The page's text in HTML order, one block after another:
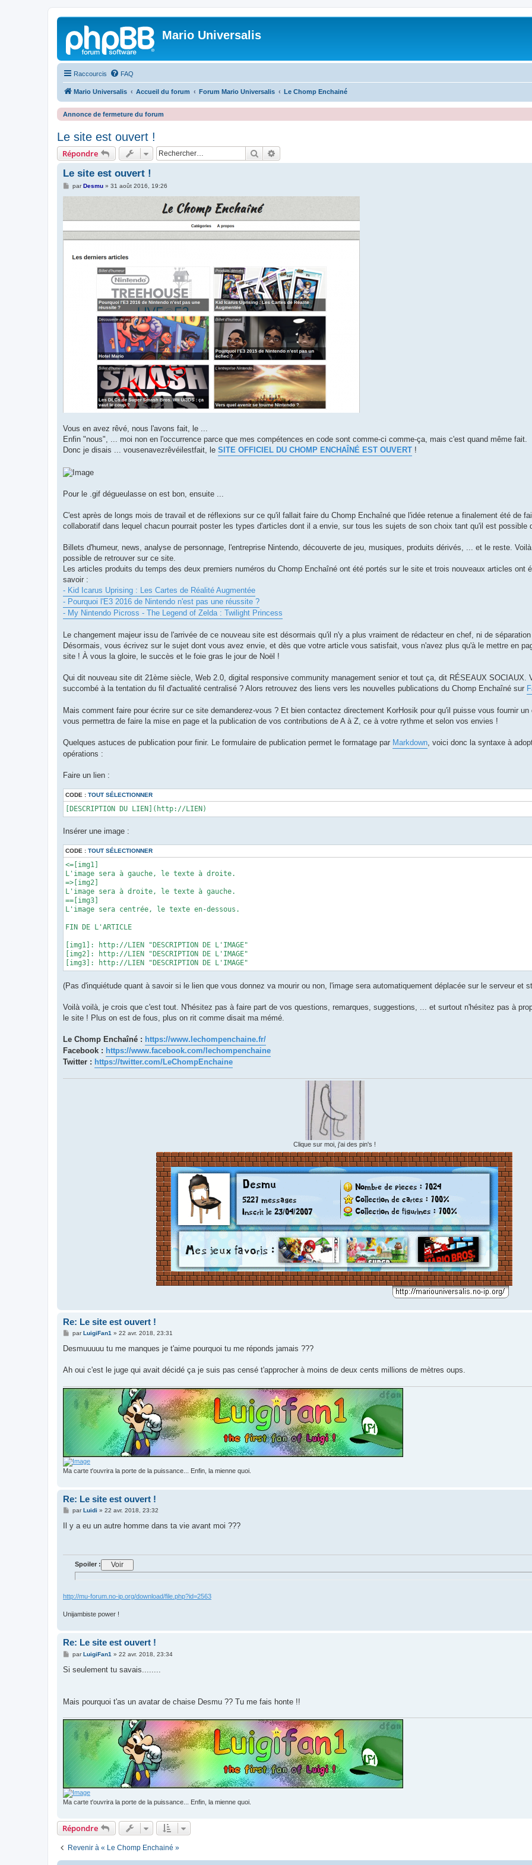
Mario Universalis
Raccourcis FAQ
Mario Universalis Accueil du forum Forum Mario Universalis Le Chomp Enchainé
Annonce de fermeture du forum
Le site est ouvert !
Répondre Rechercher
Le site est ouvert !
M
g
parDesmu» 31 août 2016, 19:26
Vous en avez rêvé, nous l'avons fait, le ...
Enfin "nous", ... moi non en l'occurrence parce que mes compétences en code sont comme-ci comme-ça, mais c'est quand même fait.
Donc je disais ... vousenavezrêvéilestfait, le SITE OFFICIEL DU CHOMP ENCHAÎNÉ EST OUVERT !
Pour le .gif dégueulasse on est bon, ensuite ...
C'est après de longs mois de travail et de réflexions sur ce qu'il fallait faire du Chomp Enchaîné que l'idée retenue a finalement été de
collaboratif dans lequel chacun pourrait poster les types d'articles dont il a envie, sur tous les sujets de son choix tant qu'il est possible
Billets d'humeur, news, analyse de personnage, l'entreprise Nintendo, découverte de jeu, musiques, produits dérivés, ... et le reste.
possible de retrouver sur ce site.
Les articles produits du temps des deux premiers numéros du Chomp Enchaîné ont été portés sur le site et trois nouveaux articles ont
savoir :
- Kid Icarus Uprising : Les Cartes de Réalité Augmentée
- Pourquoi l'E3 2016 de Nintendo n'est pas une réussite ?
- My Nintendo Picross - The Legend of Zelda : Twilight Princess
Le changement majeur issu de l'arrivée de ce nouveau site est désormais qu'il n'y a plus vraiment de rédacteur en chef, ni de séparation
Désormais, vous écrivez sur le sujet dont vous avez envie, et dès que votre article vous satisfait, vous n'avez plus qu'à le mettre en
site ! À vous la gloire, le succès et le foie gras le jour de Noël !
Qui dit nouveau site dit 21ème siècle, Web 2.0, digital responsive community management senior et tout ça, dit RÉSEAUX SOCIAUX.
succombé à la tentation du fil d'actualité centralisé ? Alors retrouvez des liens vers les nouvelles publications du Chomp Enchaîné sur
Mais comment faire pour écrire sur ce site demanderez-vous ? Et bien contactez directement KorHosik pour qu'il puisse vous fournir un
vous permettra de faire la mise en page et la publication de vos contributions de A à Z, ce à votre rythme et selon vos envies !
Quelques astuces de publication pour finir. Le formulaire de publication permet le formatage par Markdown , voici donc la syntaxe à
opérations :
Faire un lien :
CODE : TOUT SÉLECTIONNER
[DESCRIPTION DU LIEN](http://LIEN)
Insérer une image :
CODE : TOUT SÉLECTIONNER
<=[img1]
L'image sera à gauche, le texte à droite.
=>[img2]
L'image sera à droite, le texte à gauche.
==[img3]
L'image sera centrée, le texte en-dessous.
FIN DE L'ARTICLE
[img1]: http://LIEN "DESCRIPTION DE L'IMAGE"
[img2]: http://LIEN "DESCRIPTION DE L'IMAGE"
[img3]: http://LIEN "DESCRIPTION DE L'IMAGE"
(Pas d'inquiétude quant à savoir si le lien que vous donnez va mourir ou non, l'image sera automatiquement déplacée sur le serveur et
Voilà voilà, je crois que c'est tout. N'hésitez pas à faire part de vos questions, remarques, suggestions, ... et surtout n'hésitez pas à
le site ! Plus on est de fous, plus on rit comme disait ma mémé.
Le Chomp Enchaîné : https://www.lechompenchaine.fr/
Facebook : https://www.facebook.com/lechompenchaine
Twitter : https://twitter.com/LeChompEnchaine
Clique sur moi, j'ai des pin's !
Re: Le site est ouvert !
M
s
g
parLuigiFan1 » 22 avr. 2018, 23:31
Desmuuuuu tu me manques je t'aime pourquoi tu me réponds jamais ???
Ah oui c'est le juge qui avait décidé ça je suis pas censé t'approcher à moins de deux cents millions de mètres oups.
Ma carte t'ouvrira la porte de la puissance... Enfin, la mienne quoi.
Re: Le site est ouvert !
M
s
s
parLuidi » 22 avr. 2018, 23:32
Il y a eu un autre homme dans ta vie avant moi ???
Spoiler :
http://mu-forum.no-ip.org/download/file.php?id=2563
Unijambiste power !
Re: Le site est ouvert !
M
s
parLuigiFan1 » 22 avr. 2018, 23:34
Si seulement tu savais........
Mais pourquoi t'as un avatar de chaise Desmu ?? Tu me fais honte !!
Ma carte t'ouvrira la porte de la puissance... Enfin, la mienne quoi.
Répondre
Revenir à « Le Chomp Enchainé »